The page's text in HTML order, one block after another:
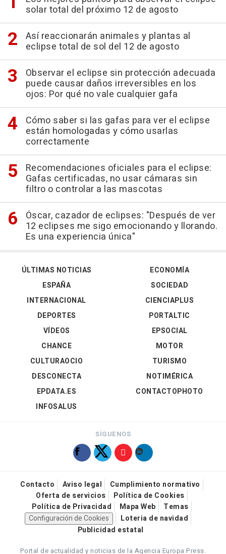
solar total del próximo 12 de agosto
Así reaccionarán animales y plantas al
eclipse total de sol del 12 de agosto
Observar el eclipse sin protección adecuada
puede causar daños irreversibles en los
ojos: Por qué no vale cualquier gafa
Cómo saber si las gafas para ver el eclipse
están homologadas y cómo usarlas
correctamente
Recomendaciones oficiales para el eclipse:
Gafas certificadas, no usar cámaras sin
filtro o controlar a las mascotas
Óscar, cazador de eclipses: "Después de ver
12 eclipses me sigo emocionando y llorando.
Es una experiencia única"
ÚLTIMAS NOTICIAS
ESPAÑA
INTERNACIONAL
DEPORTES
VÍDEOS
ECONOMÍA
SOCIEDAD
CIENCIAPLUS
PORTALTIC
EPSOCIAL
CHANCE
CULTURAOCIO
DESCONECTA
EPDATA.ES
INFOSALUS
MOTOR
TURISMO
NOTIMÉRICA
CONTACTOPHOTO
SÍGUENOS
Contacto Aviso legal
Cumplimiento normativo
Oferta de servicios
Política de Cookies
Política de Privacidad
Mapa Web
Temas
Configuración de Cookies
Loteria de navidad
Publicidad estatal
Portal de actualidad y noticias de la Agencia Europa Press.